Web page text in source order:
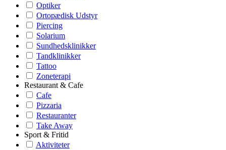
Optiker
Ortopædisk Udstyr
Piercing
Solarium
Sundhedsklinikker
Tandklinikker
Tattoo
Zoneterapi
Restaurant & Cafe
Cafe
Pizzaria
Restauranter
Take Away
Sport & Fritid
Aktiviteter